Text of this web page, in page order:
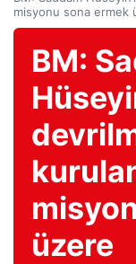
misyonu sona ermek
BM:
üzere